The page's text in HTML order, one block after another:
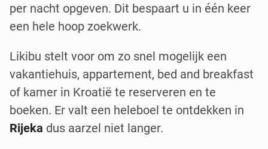
per nacht opgeven. Dit bespaart u in één keer
een hele hoop zoekwerk.
Likibu stelt voor om zo snel mogelijk een
vakantiehuis, appartement, bed and breakfast
of kamer in Kroatië te reserveren en te
boeken. Er valt een heleboel te ontdekken in
Rijeka dus aarzel niet langer.